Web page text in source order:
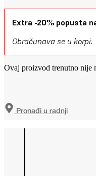
Extra -20% popusta
Obračunava se u korpi.
Ovaj proizvod trenutno nije
Pronađi u radnji